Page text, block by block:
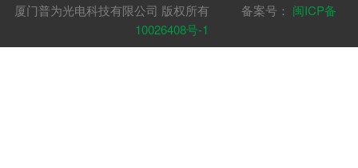
厦门普为光电科技有限公司 版权所有 备案号： 闽ICP备
10026408号-1